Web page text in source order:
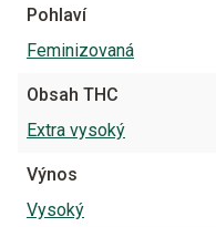
Pohlaví
Feminizovaná
Obsah THC
Extra vysoký
Výnos
Vysoký